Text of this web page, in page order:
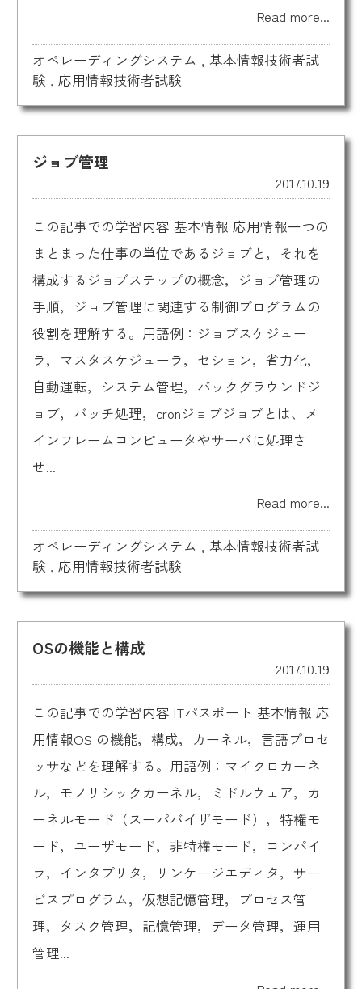
Read more...
オペレーディングシステム , 基本情報技術者試
験 , 応用情報技術者試験
ジョブ管理
2017.10.19
この記事での学習内容 基本情報 応用情報一つの
まとまった仕事の単位であるジョブと，それを
構成するジョブステップの概念，ジョブ管理の
手順，ジョブ管理に関連する制御プログラムの
役割を理解する。用語例：ジョブスケジュー
ラ，マスタスケジューラ，セション，省力化，
自動運転，システム管理，バックグラウンドジ
ョブ，バッチ処理，cronジョブジョブとは、メ
インフレームコンピュータやサーバに処理さ
せ...
Read more...
オペレーディングシステム , 基本情報技術者試
験 , 応用情報技術者試験
OSの機能と構成
2017.10.19
この記事での学習内容 ITパスポート 基本情報 応
用情報OS の機能，構成，カーネル，言語プロセ
ッサなどを理解する。用語例：マイクロカーネ
ル，モノリシックカーネル，ミドルウェア，カ
ーネルモード（スーパバイザモード），特権モ
ード，ユーザモード，非特権モード，コンパイ
ラ，インタプリタ，リンケージエディタ，サー
ビスプログラム，仮想記憶管理，プロセス管
理，タスク管理，記憶管理，データ管理，運用
管理...